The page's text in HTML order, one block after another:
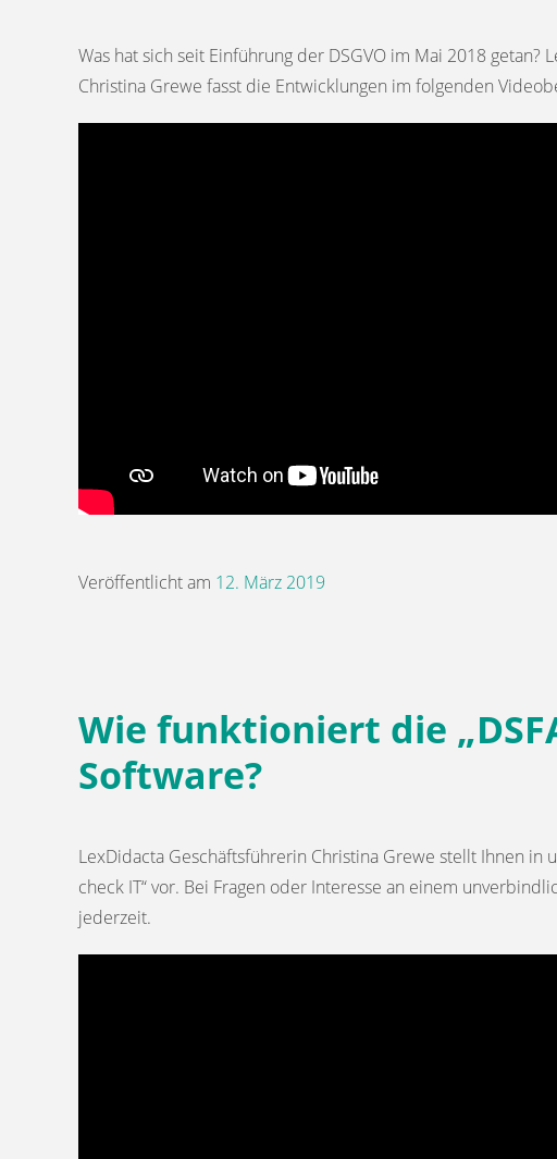
Was hat sich seit Einführung der DSGVO im Mai 2018 getan?
Christina Grewe fasst die Entwicklungen im folgenden
Veröffentlicht am 12. März 2019
Wie funktioniert die
Software?
LexDidacta Geschäftsführerin Christina Grewe stellt Ihnen in
check IT“ vor. Bei Fragen oder Interesse an einem
jederzeit.